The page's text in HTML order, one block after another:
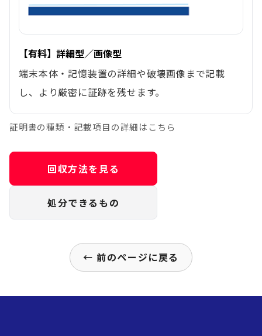
【有料】詳細型／画像型
端末本体・記憶装置の詳細や破壊画像まで記載
し、より厳密に証跡を残せます。
証明書の種類・記載項目の詳細はこちら
回収方法を見る
処分できるもの
← 前のページに戻る